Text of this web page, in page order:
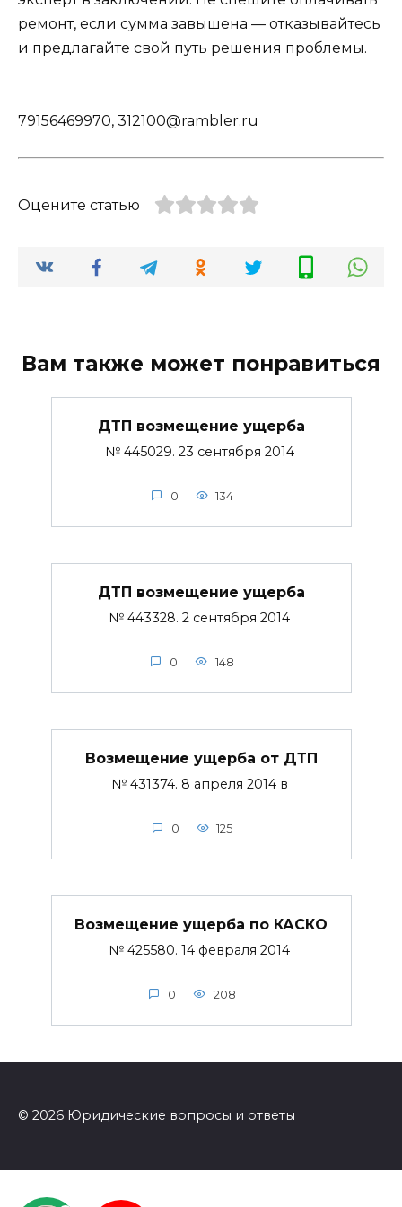
ремонт, если сумма завышена — отказывайтесь
и предлагайте свой путь решения проблемы.
79156469970, 312100@rambler.ru
Оцените статью
Вам также может понравиться
ДТП возмещение ущерба
№ 445029. 23 сентября 2014
0 134
ДТП возмещение ущерба
№ 443328. 2 сентября 2014
0 148
Возмещение ущерба от ДТП
№ 431374. 8 апреля 2014 в
0 125
Возмещение ущерба по КАСКО
№ 425580. 14 февраля 2014
0 208
© 2026 Юридические вопросы и ответы